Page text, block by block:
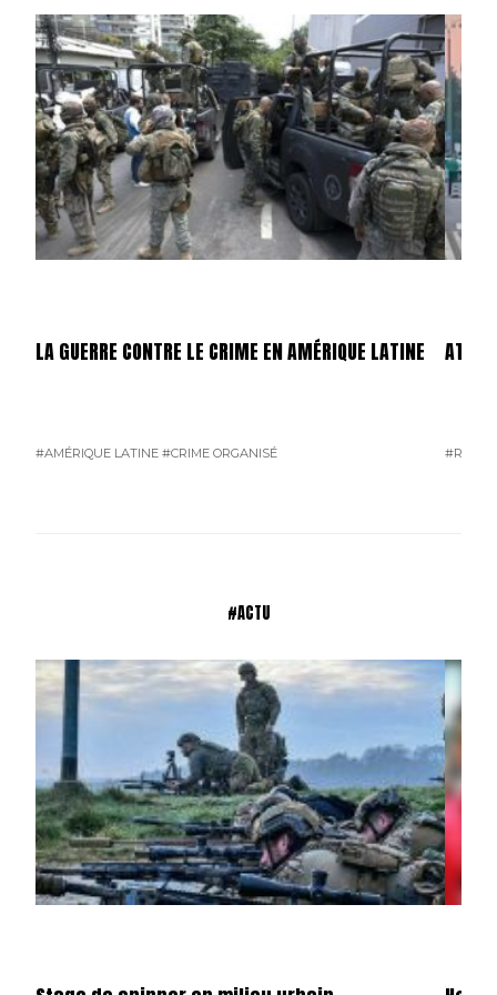
LA GUERRE CONTRE LE CRIME EN AMÉRIQUE LATINE
#AMÉRIQUE LATINE #CRIME ORGANISÉ
#ACTU